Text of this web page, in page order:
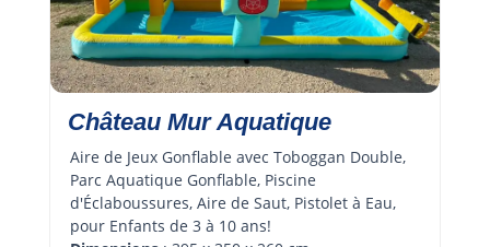
Château Mur Aquatique
Aire de Jeux Gonflable avec Toboggan Double,
Parc Aquatique Gonflable, Piscine
d'Éclaboussures, Aire de Saut, Pistolet à Eau,
pour Enfants de 3 à 10 ans!